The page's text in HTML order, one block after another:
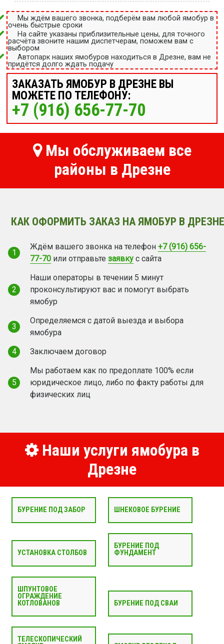
Мы ждём вашего звонка, подберём вам любой ямобур в
очень быстрые сроки
На сайте указаны приблизительные цены, для точного
расчёта звоните нашим диспетчерам, поможем вам с
выбором
Автопарк наших ямобуров находиться в Дрезне, вам не
придётся долго ждать подачу
ЗАКАЗАТЬ ЯМОБУР В ДРЕЗНЕ ВЫ
МОЖЕТЕ ПО ТЕЛЕФОНУ:
+7 (916) 656-77-70
Мы обслуживаем все
районы в Дрезне
КАК ОФОРМИТЬ ЗАКАЗ НА ЯМОБУР В
1
Ждём вашего звонка на телефон +7 (916) 656-
77-70 или отправьте заявку с сайта
2
Наши операторы в течении 5 минут
проконсультируют вас и помогут выбрать
ямобур
3
Определяемся с датой выезда и выбора
ямобура
4
Заключаем договор
5
Мы работаем как по предоплате 100% если
юридическое лицо, либо по факту работы для
физических лиц
Наши услуги ямобура в
Дрезне
БУРЕНИЕ ПОД ЗАБОР ШНЕКОВОЕ БУРЕНИЕ
УСТАНОВКА СТОЛБОВ
БУРЕНИЕ ПОД
ФУНДАМЕНТ
ШПУНТОВОЕ
ОГРАЖДЕНИЕ
КОТЛОВАНОВ
БУРЕНИЕ ПОД СВАИ
ТЕЛЕСКОПИЧЕСКИЙ